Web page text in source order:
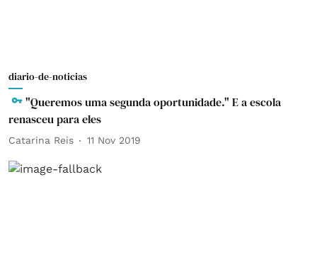
diario-de-noticias
"Queremos uma segunda oportunidade." E a escola
renasceu para eles
Catarina Reis 11 Nov 2019